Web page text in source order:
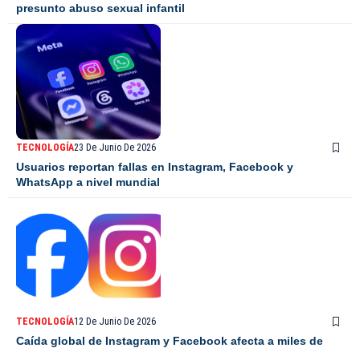
presunto abuso sexual infantil
TECNOLOGÍA23 De Junio De 2026
Usuarios reportan fallas en Instagram, Facebook y
WhatsApp a nivel mundial
TECNOLOGÍA12 De Junio De 2026
Caída global de Instagram y Facebook afecta a miles de